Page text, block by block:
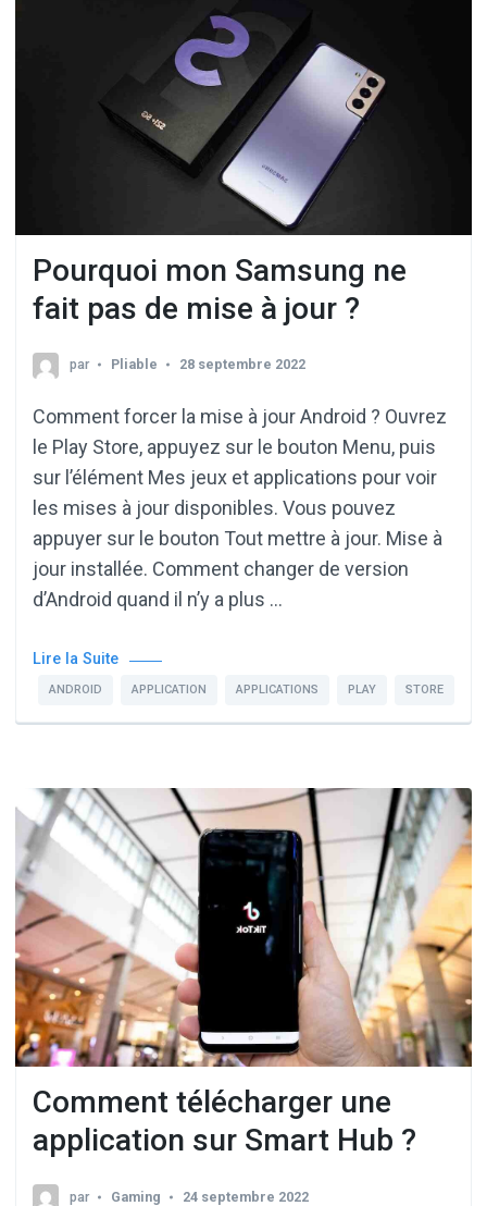
Pourquoi mon Samsung ne
fait pas de mise à jour ?
par Pliable 28 septembre 2022
Comment forcer la mise à jour Android ? Ouvrez
le Play Store, appuyez sur le bouton Menu, puis
sur l’élément Mes jeux et applications pour voir
les mises à jour disponibles. Vous pouvez
appuyer sur le bouton Tout mettre à jour. Mise à
jour installée. Comment changer de version
d’Android quand il n’y a plus …
Lire la Suite
ANDROID APPLICATION APPLICATIONS PLAY STORE
Comment télécharger une
application sur Smart Hub ?
par Gaming 24 septembre 2022